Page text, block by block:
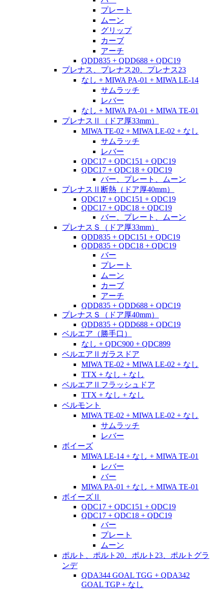
プレート
ムーン
グリップ
カーブ
アーチ
QDD835 + QDD688 + QDC19
プレナス、プレナス20、プレナス23
なし + MIWA PA-01 + MIWA LE-14
サムラッチ
レバー
なし + MIWA PA-01 + MIWA TE-01
プレナスⅡ（ドア厚33mm）
MIWA TE-02 + MIWA LE-02 + なし
サムラッチ
レバー
QDC17 + QDC151 + QDC19
QDC17 + QDC18 + QDC19
バー、プレート、ムーン
プレナスⅡ断熱（ドア厚40mm）
QDC17 + QDC151 + QDC19
QDC17 + QDC18 + QDC19
バー、プレート、ムーン
プレナスＳ（ドア厚33mm）
QDD835 + QDC151 + QDC19
QDD835 + QDC18 + QDC19
バー
プレート
ムーン
カーブ
アーチ
QDD835 + QDD688 + QDC19
プレナスＳ（ドア厚40mm）
QDD835 + QDD688 + QDC19
ベルエア（勝手口）
なし + QDC900 + QDC899
ベルエアⅡガラスドア
MIWA TE-02 + MIWA LE-02 + なし
TTX + なし + なし
ベルエアⅡフラッシュドア
TTX + なし + なし
ベルモント
MIWA TE-02 + MIWA LE-02 + なし
サムラッチ
レバー
ボイーズ
MIWA LE-14 + なし + MIWA TE-01
レバー
バー
MIWA PA-01 + なし + MIWA TE-01
ボイーズⅡ
QDC17 + QDC151 + QDC19
QDC17 + QDC18 + QDC19
バー
プレート
ムーン
ポルト、ポルト20、ポルト23、ポルトグラ
ンデ
QDA344 GOAL TGG + QDA342
GOAL TGP + なし